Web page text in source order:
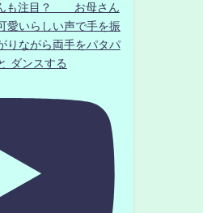
も注目？ お母さん
いらしい声で手を振
ながら両手をパタパ
ダンスする